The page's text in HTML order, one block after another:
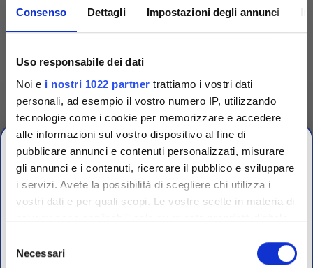
Consenso Dettagli Impostazioni degli annunci
Uso responsabile dei dati
Noi e i nostri 1022 partner trattiamo i vostri dati
personali, ad esempio il vostro numero IP, utilizzando
tecnologie come i cookie per memorizzare e accedere
alle informazioni sul vostro dispositivo al fine di
pubblicare annunci e contenuti personalizzati, misurare
gli annunci e i contenuti, ricercare il pubblico e sviluppare
i servizi. Avete la possibilità di scegliere chi utilizza i
vostri dati e per quali scopi. Le vostre scelte in materia di
privacy sono applicabili solo su questa proprietà digitale
modificare o revocare il proprio consenso in qualsiasi
delNecessari
Competenza
Fornitori specializzati per laboratori conto terzi e
controllo qualità industriale
CHIUSURA